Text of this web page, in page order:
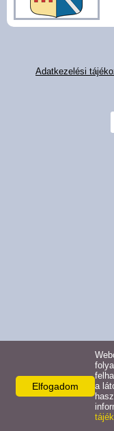
Intézmények
Felsőrajk
Adatkezelési
Elfogadom
a